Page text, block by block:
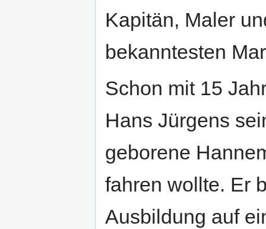
Kapitän, Maler
bekanntesten
Schon mit 15
Hans Jürgens
geborene
fahren wollte. Er
Ausbildung auf